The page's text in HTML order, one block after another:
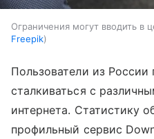
Ограничения могут вводить в
Freepik
Пользователи из
сталкиваться с
интернета. Статистику
профильный сервис